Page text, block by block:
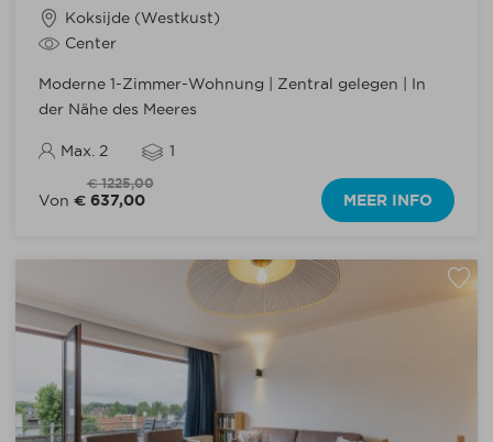
Koksijde (Westkust)
Center
Moderne 1-Zimmer-Wohnung | Zentral gelegen | In
der Nähe des Meeres
Max. 2 1
€ 1225,00
Von € 637,00 MEER INFO